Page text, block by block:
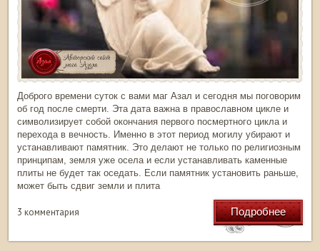
Доброго времени суток с вами маг Азал и сегодня мы поговорим
об год после смерти. Эта дата важна в православном цикле и
символизирует собой окончания первого посмертного цикла и
перехода в вечность. Именно в этот период могилу убирают и
устанавливают памятник. Это делают не только по религиозным
принципам, земля уже осела и если устанавливать каменные
плиты не будет так оседать. Если памятник установить раньше,
может быть сдвиг земли и плита
3 комментария Подробнее